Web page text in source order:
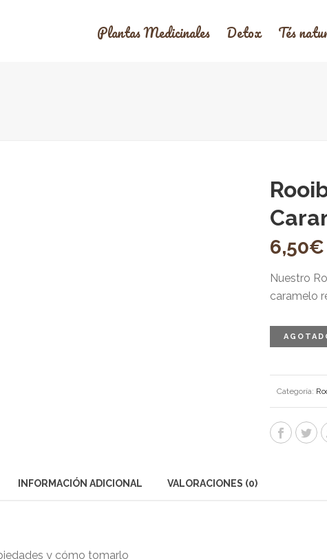
Plantas Medicinales Detox Tés
6,50€
Nuestro
caramelo
Categoría:
INFORMACIÓN ADICIONAL VALORACIONES (0)